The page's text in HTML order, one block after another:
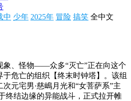
中 少年 2025年 冒险 搞笑 全中文
象、怪物——众多“灭亡”正在向这个
危亡的组织【终末时钟塔】。该组
元宅男·慈嶋月光和“女菩萨系”主
终结边缘的异能战斗，正式拉开帷